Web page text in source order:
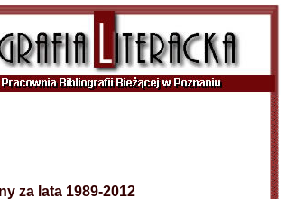
za lata 1989-2012